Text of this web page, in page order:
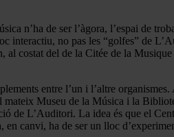
n’ha de ser l’àgora, l’espai de
no pas les “golfes” de
costat del de la Citée de la
entre l’un i l’altre
Museu de la Música i la
de L’Auditori. La idea és que el
canvi, ha de ser un lloc